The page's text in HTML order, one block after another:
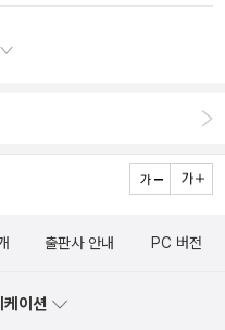
리소설이예요. 사실 책속의
는 요리가 생각나네요. ^^ 로
조가 좀 식상하다고 할
마음에 들었던 책 도서관에
던 책이예요.이런식으로 또
책 리스트에 '시집' 이 있어서
프로필 사진을 보고 반가웠
도 이 책은 좀 더 행복할것
았고, '두 친구 이야기'를 먼저
에서 헤어나기 힘들었을것 같
구요. 좀 밝은 책을 읽었어야
이쁜 이름표를 달게 되었습
르게 푸르게 빛납니다!^^ 몇
게 커튼을 쳤습니다.커튼 거
는데, 고리를 하나 하나 끼워
진은 우리 큰딸 보라고 올리는
년에 당시로선 거금이었던
장을 치우고 3단 책장을 두고
책을 꽂고, 위에 게시판을 걸
출판사 안내 PC 버전
이션